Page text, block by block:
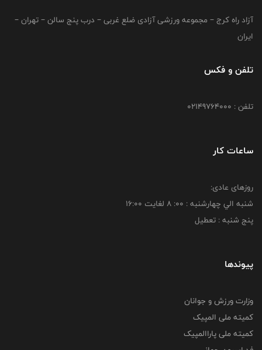
آزاد راه کرج – مجموعه ورزشی آزادی ضلع غربی – درب پنج سالن – تهران –
ایران
تلفن و فکس
تلفن : 02149764000
ساعات کار
روزهای عادی:
شنبه الي چهارشنبه : 00: 8 لغايت 16:00
پنج شنبه : تعطیل
پیوندها
وزارت ورزش و جوانان
کمیته ملی المپیک
کمیته ملی پاراالمپیک